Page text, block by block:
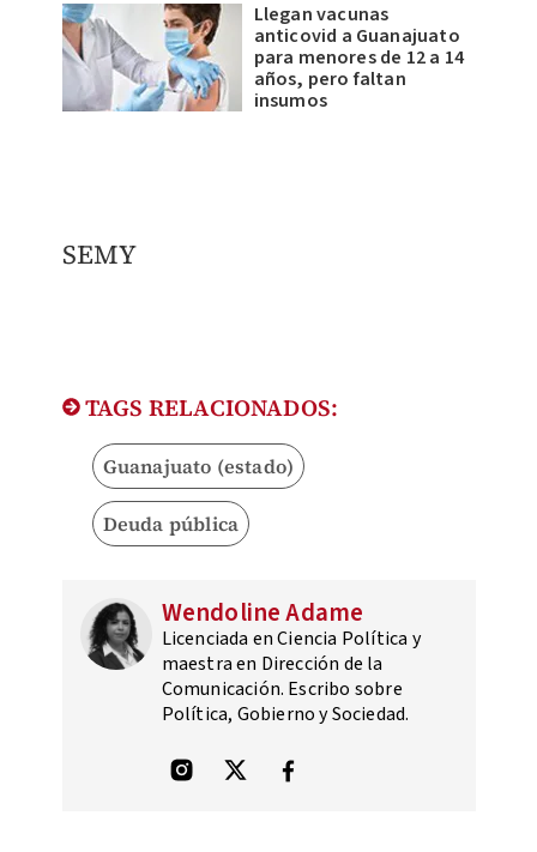
Llegan vacunas
anticovid a Guanajuato
para menores de 12 a 14
años, pero faltan
insumos
​SEMY
TAGS RELACIONADOS:
Guanajuato (estado)
Deuda pública
Wendoline Adame
Licenciada en Ciencia Política y
maestra en Dirección de la
Comunicación. Escribo sobre
Política, Gobierno y Sociedad.